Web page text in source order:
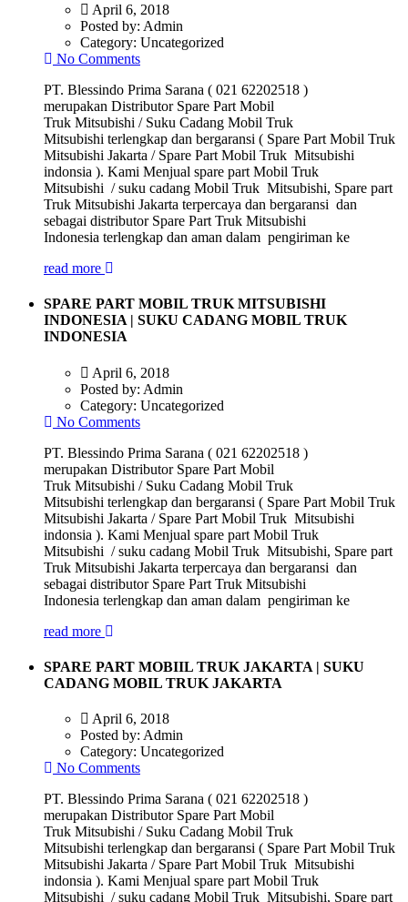
April 6, 2018
Posted by: Admin
Category: Uncategorized
No Comments
PT. Blessindo Prima Sarana ( 021 62202518 )
merupakan Distributor Spare Part Mobil
Truk Mitsubishi / Suku Cadang Mobil Truk
Mitsubishi terlengkap dan bergaransi ( Spare Part Mobil Truk
Mitsubishi Jakarta / Spare Part Mobil Truk Mitsubishi
indonsia ). Kami Menjual spare part Mobil Truk
Mitsubishi / suku cadang Mobil Truk Mitsubishi, Spare part
Truk Mitsubishi Jakarta terpercaya dan bergaransi dan
sebagai distributor Spare Part Truk Mitsubishi
Indonesia terlengkap dan aman dalam pengiriman ke
read more
SPARE PART MOBIL TRUK MITSUBISHI
INDONESIA | SUKU CADANG MOBIL TRUK
INDONESIA
April 6, 2018
Posted by: Admin
Category: Uncategorized
No Comments
PT. Blessindo Prima Sarana ( 021 62202518 )
merupakan Distributor Spare Part Mobil
Truk Mitsubishi / Suku Cadang Mobil Truk
Mitsubishi terlengkap dan bergaransi ( Spare Part Mobil Truk
Mitsubishi Jakarta / Spare Part Mobil Truk Mitsubishi
indonsia ). Kami Menjual spare part Mobil Truk
Mitsubishi / suku cadang Mobil Truk Mitsubishi, Spare part
Truk Mitsubishi Jakarta terpercaya dan bergaransi dan
sebagai distributor Spare Part Truk Mitsubishi
Indonesia terlengkap dan aman dalam pengiriman ke
read more
SPARE PART MOBIIL TRUK JAKARTA | SUKU
CADANG MOBIL TRUK JAKARTA
April 6, 2018
Posted by: Admin
Category: Uncategorized
No Comments
PT. Blessindo Prima Sarana ( 021 62202518 )
merupakan Distributor Spare Part Mobil
Truk Mitsubishi / Suku Cadang Mobil Truk
Mitsubishi terlengkap dan bergaransi ( Spare Part Mobil Truk
Mitsubishi Jakarta / Spare Part Mobil Truk Mitsubishi
indonsia ). Kami Menjual spare part Mobil Truk
Mitsubishi / suku cadang Mobil Truk Mitsubishi, Spare part